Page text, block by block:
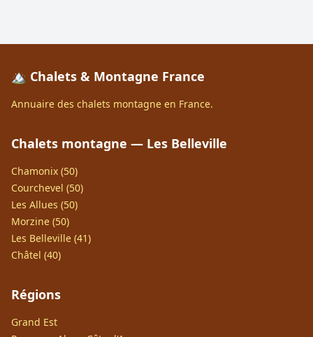
🏔️ Chalets & Montagne France
Annuaire des chalets montagne en France.
Chalets montagne — Les Belleville
Chamonix (50)
Courchevel (50)
Les Allues (50)
Morzine (50)
Les Belleville (41)
Châtel (40)
Régions
Grand Est